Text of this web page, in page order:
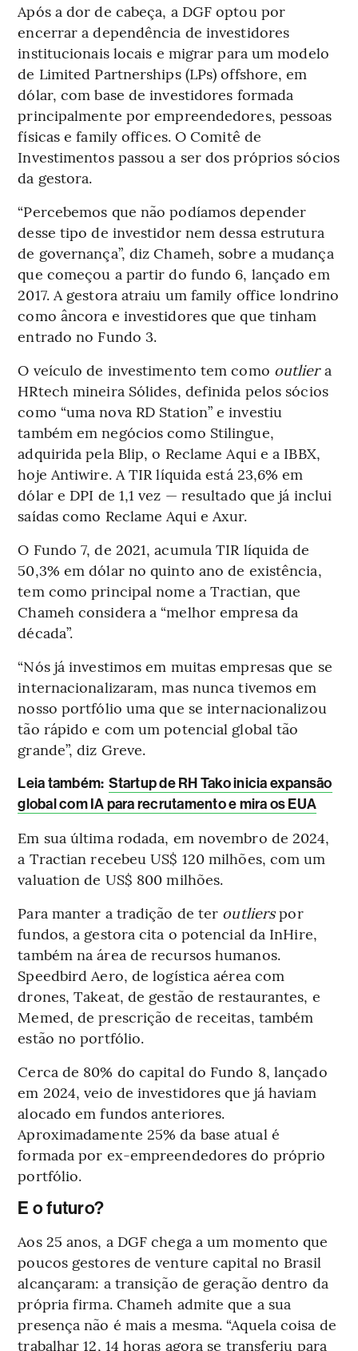
Após a dor de cabeça, a DGF optou por
encerrar a dependência de investidores
institucionais locais e migrar para um modelo
de Limited Partnerships (LPs) offshore, em
dólar, com base de investidores formada
principalmente por empreendedores, pessoas
físicas e family offices. O Comitê de
Investimentos passou a ser dos próprios sócios
da gestora.
“Percebemos que não podíamos depender
desse tipo de investidor nem dessa estrutura
de governança”, diz Chameh, sobre a mudança
que começou a partir do fundo 6, lançado em
2017. A gestora atraiu um family office londrino
como âncora e investidores que que tinham
entrado no Fundo 3.
O veículo de investimento tem como outliera
HRtech mineira Sólides, definida pelos sócios
como “uma nova RD Station” e investiu
também em negócios como Stilingue,
adquirida pela Blip, o Reclame Aqui e a IBBX,
hoje Antiwire. A TIR líquida está 23,6% em
dólar e DPI de 1,1 vez — resultado que já inclui
saídas como Reclame Aqui e Axur.
O Fundo 7, de 2021, acumula TIR líquida de
50,3% em dólar no quinto ano de existência,
tem como principal nome a Tractian, que
Chameh considera a “melhor empresa da
década”.
“Nós já investimos em muitas empresas que se
internacionalizaram, mas nunca tivemos em
nosso portfólio uma que se internacionalizou
tão rápido e com um potencial global tão
grande”, diz Greve.
Leia também: Startup de RH Tako inicia expansão
global com IA para recrutamento e mira os EUA
Em sua última rodada, em novembro de 2024,
a Tractian recebeu US$ 120 milhões, com um
valuation de US$ 800 milhões.
Para manter a tradição de ter outlierspor
fundos, a gestora cita o potencial da InHire,
também na área de recursos humanos.
Speedbird Aero, de logística aérea com
drones, Takeat, de gestão de restaurantes, e
Memed, de prescrição de receitas, também
estão no portfólio.
Cerca de 80% do capital do Fundo 8, lançado
em 2024, veio de investidores que já haviam
alocado em fundos anteriores.
Aproximadamente 25% da base atual é
formada por ex-empreendedores do próprio
portfólio.
E o futuro?
Aos 25 anos, a DGF chega a um momento que
poucos gestores de venture capital no Brasil
alcançaram: a transição de geração dentro da
própria firma. Chameh admite que a sua
presença não é mais a mesma. “Aquela coisa de
trabalhar 12, 14 horas agora se transferiu para